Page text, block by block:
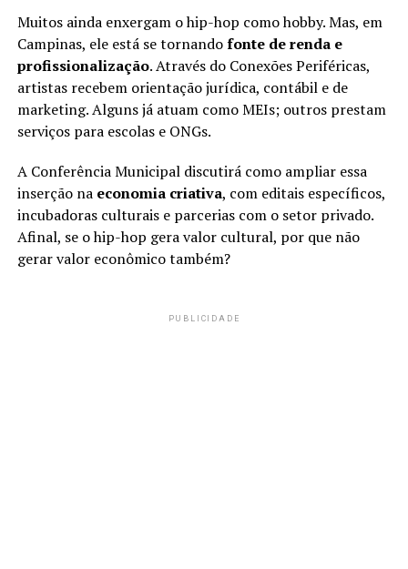
Muitos ainda enxergam o hip-hop como hobby. Mas, em
Campinas, ele está se tornandofonte de renda e
profissionalização. Através do Conexões Periféricas,
artistas recebem orientação jurídica, contábil e de
marketing. Alguns já atuam como MEIs; outros prestam
serviços para escolas e ONGs.
A Conferência Municipal discutirá como ampliar essa
inserção na economia criativa, com editais específicos,
incubadoras culturais e parcerias com o setor privado.
Afinal, se o hip-hop gera valor cultural, por que não
gerar valor econômico também?
PUBLICIDADE